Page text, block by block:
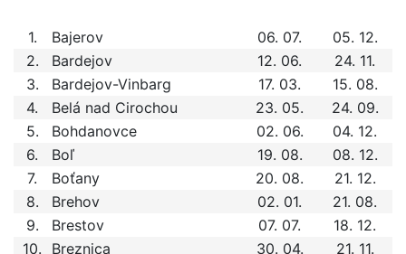
1. Bajerov 06. 07.
05. 12.
2.
Bardejov 12. 06.
24. 11.
3.
Bardejov-Vinbarg 17. 03.
15. 08.
4.
Belá nad Cirochou 23. 05.
24. 09.
5.
Bohdanovce 02. 06.
04. 12.
6.
Boľ 19. 08.
08. 12.
7.
Boťany 20. 08.
21. 12.
8.
Brehov 02. 01.
21. 08.
9.
Brestov 07. 07.
18. 12.
10.
Breznica 30. 04.
21. 11.